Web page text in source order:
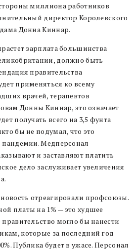
миллиона работников
директор Королевского
Донна Киннар.
зарплата большинства
должно быть
правительства
применяться ко всему
врачей, терапевтов
Донны Киннар, это означает
получать всего на 3,5 фунта
бы не подумал, что это
пандемии. Медперсонал
и заставляют платить
дело заслуживает увеличения
отреагировали профсоюзы.
платы на 1% — это худшее
могло бы нанести
которые за последний год
Публика будет в ужасе. Персонал